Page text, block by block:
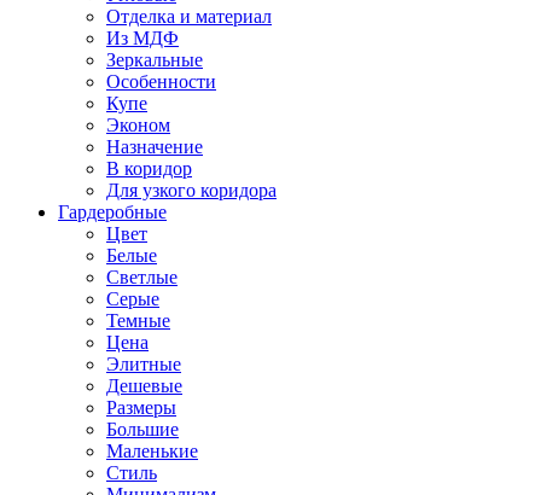
Отделка и материал
Из МДФ
Зеркальные
Особенности
Купе
Эконом
Назначение
В коридор
Для узкого коридора
Гардеробные
Цвет
Белые
Светлые
Серые
Темные
Цена
Элитные
Дешевые
Размеры
Большие
Маленькие
Стиль